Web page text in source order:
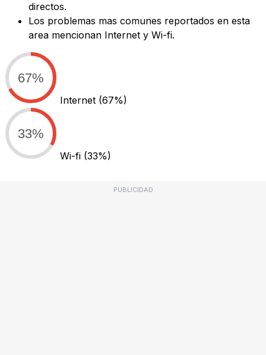
directos.
Los problemas mas comunes reportados en esta
area mencionan Internet y Wi-fi.
67%
Internet (67%)
33%
Wi-fi (33%)
PUBLICIDAD